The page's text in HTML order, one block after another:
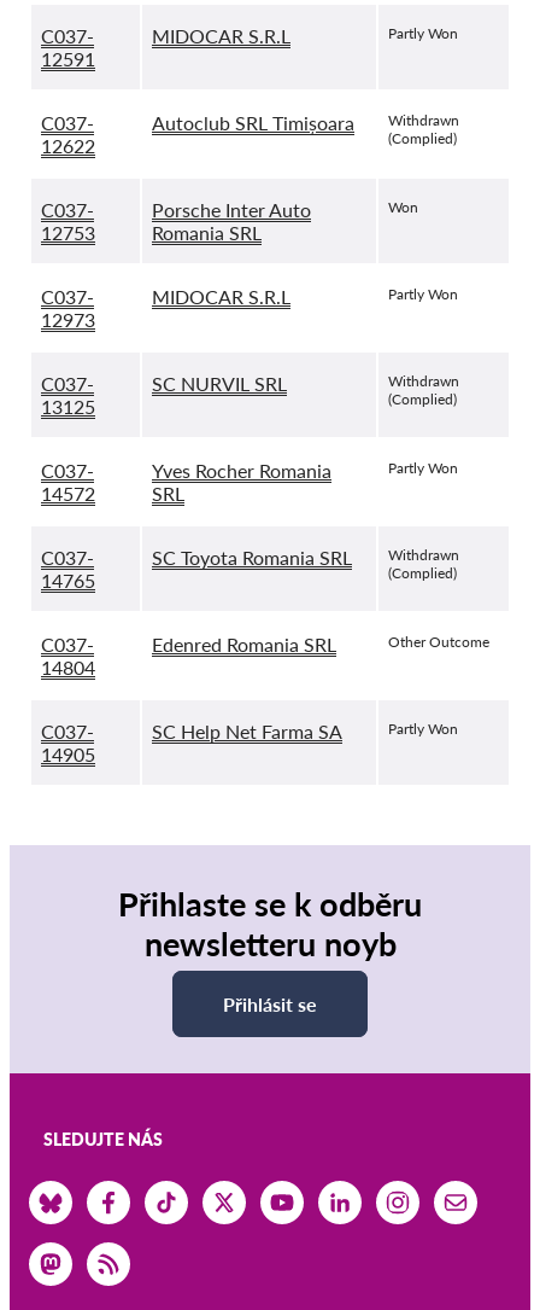
C037-
12591
MIDOCAR S.R.L Partly Won
C037-
12622
Autoclub SRL Timișoara
Withdrawn
(Complied)
C037-
12753
Porsche Inter Auto
Romania SRL
Won
C037-
12973
MIDOCAR S.R.L Partly Won
C037-
13125
SC NURVIL SRL
Withdrawn
(Complied)
C037-
14572
Yves Rocher Romania
SRL
Partly Won
C037-
14765
SC Toyota Romania SRL
Withdrawn
(Complied)
C037-
14804
Edenred Romania SRL Other Outcome
C037-
14905
SC Help Net Farma SA Partly Won
Přihlaste se k odběru
newsletteru noyb
Přihlásit se
SLEDUJTE NÁS